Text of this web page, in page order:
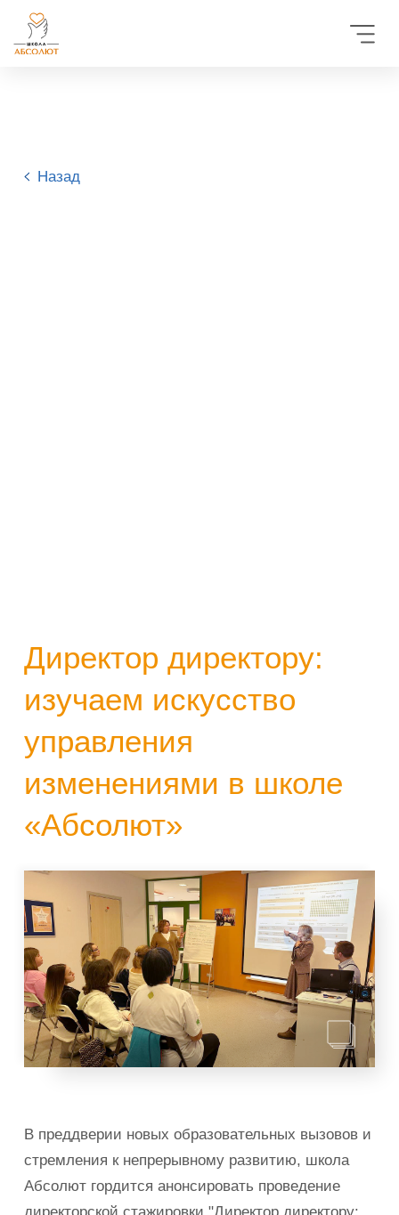
Назад
Директор директору:
изучаем искусство
управления
изменениями в школе
«Абсолют»
В преддверии новых образовательных вызовов и
стремления к непрерывному развитию, школа
Абсолют гордится анонсировать проведение